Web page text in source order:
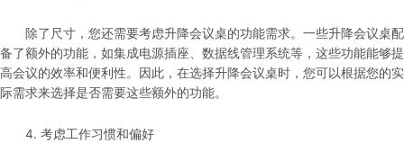
除了尺寸，您还需要考虑升降会议桌的功能需求。一些升降会议桌配
备了额外的功能，如集成电源插座、数据线管理系统等，这些功能能够提
高会议的效率和便利性。因此，在选择升降会议桌时，您可以根据您的实
际需求来选择是否需要这些额外的功能。
4. 考虑工作习惯和偏好